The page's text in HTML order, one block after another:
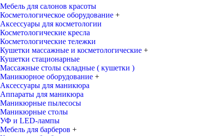
Мебель для салонов красоты
Косметологическое оборудование +
Аксессуары для косметологии
Косметологические кресла
Косметологические тележки
Кушетки массажные и косметологические +
Кушетки стационарные
Массажные столы складные ( кушетки )
Маникюрное оборудование +
Аксессуары для маникюра
Аппараты для маникюра
Маникюрные пылесосы
Маникюрные столы
УФ и LED-лампы
Мебель для барберов +